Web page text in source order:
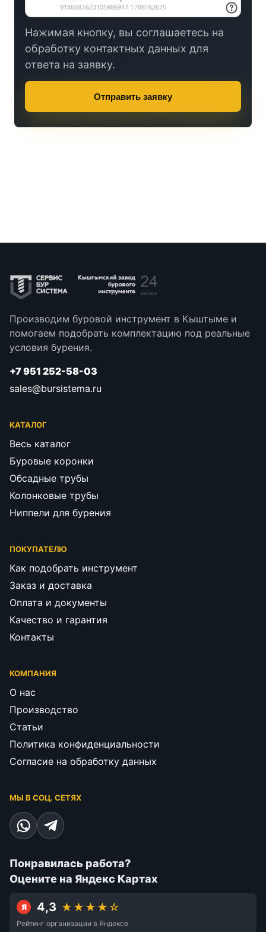
Нажимая кнопку, вы соглашаетесь на
обработку контактных данных для
ответа на заявку.
Отправить заявку
Производим буровой инструмент в Кыштыме и
помогаем подобрать комплектацию под реальные
условия бурения.
+7 951 252-58-03
sales@bursistema.ru
КАТАЛОГ
Весь каталог
Буровые коронки
Обсадные трубы
Колонковые трубы
Ниппели для бурения
ПОКУПАТЕЛЮ
Как подобрать инструмент
Заказ и доставка
Оплата и документы
Качество и гарантия
Контакты
КОМПАНИЯ
О нас
Производство
Статьи
Политика конфиденциальности
Согласие на обработку данных
МЫ В СОЦ. СЕТЯХ
Понравилась работа?
Оцените на Яндекс Картах
Я 4,3 ★★★★☆
Рейтинг организации в Яндексе